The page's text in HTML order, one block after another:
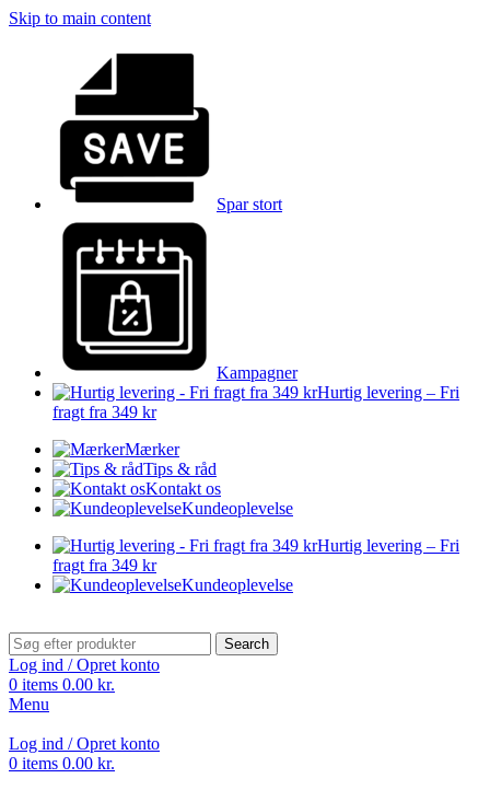
Skip to main content
Spar stort
Kampagner
Hurtig levering – Fri
fragt fra 349 kr
Mærker
Tips & råd
Kontakt os
Kundeoplevelse
Hurtig levering – Fri
fragt fra 349 kr
Kundeoplevelse
Search
Log ind / Opret konto
0 items 0.00 kr.
Menu
Log ind / Opret konto
0 items 0.00 kr.